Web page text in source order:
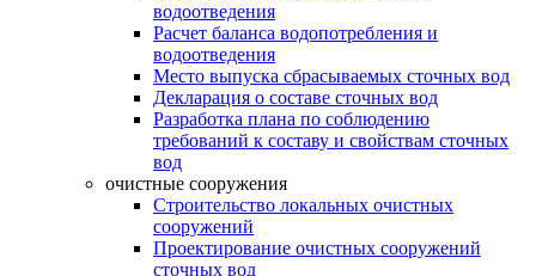
водоотведения
Расчет баланса водопотребления и
водоотведения
Место выпуска сбрасываемых сточных вод
Декларация о составе сточных вод
Разработка плана по соблюдению
требований к составу и свойствам сточных
вод
очистные сооружения
Строительство локальных очистных
сооружений
Проектирование очистных сооружений
сточных вод